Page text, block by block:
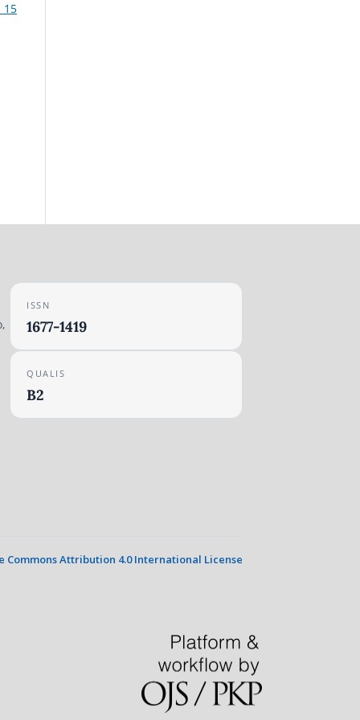
15
ISSN
1677-1419
QUALIS
B2
Commons Attribution 4.0 International License